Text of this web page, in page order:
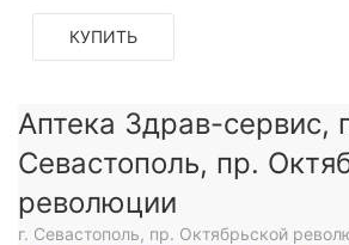
КУПИТЬ
Аптека Здрав-сервис,
Севастополь, пр.
революции
г. Севастополь, пр. Октябрьской